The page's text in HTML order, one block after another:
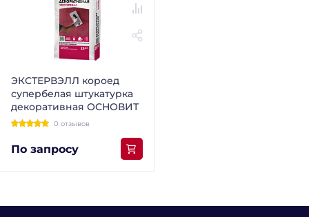
ЭКСТЕРВЭЛЛ короед
супербелая штукатурка
декоративная ОСНОВИТ
0 отзывов
По запросу